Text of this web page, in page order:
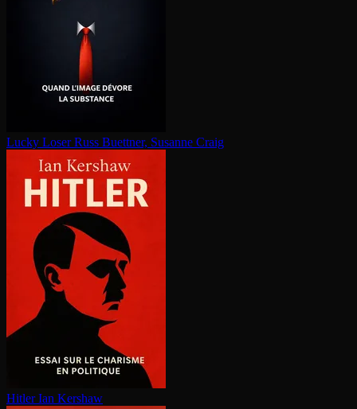
Lucky Loser Russ Buettner, Susanne Craig
Hitler Ian Kershaw